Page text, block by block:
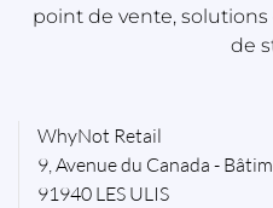
point de vente, solutions
de
WhyNot Retail
9, Avenue du Canada -
91940 LES ULIS